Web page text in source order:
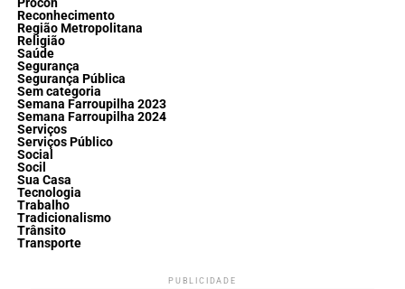
Reconhecimento
Região Metropolitana
Religião
Saúde
Segurança
Segurança Pública
Sem categoria
Semana Farroupilha 2023
Semana Farroupilha 2024
Serviços
Serviços Público
Social
Socil
Sua Casa
Tecnologia
Trabalho
Tradicionalismo
Trânsito
Transporte
PUBLICIDADE